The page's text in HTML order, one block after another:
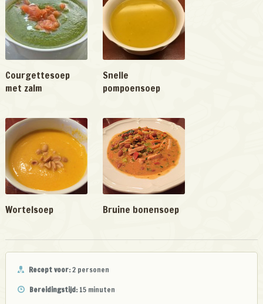
Courgettesoep
met zalm
Snelle
pompoensoep
Wortelsoep Bruine bonensoep
Recept voor:2 personen
Bereidingstijd:15 minuten